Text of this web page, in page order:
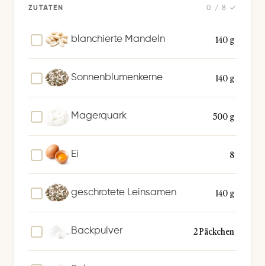
e
c
n
ZUTATEN 0 / 8 ✓
140 g
blanchierte Mandeln
140 g
Sonnenblumenkerne
500 g
Magerquark
8
Ei
140 g
geschrotete Leinsamen
2 Päckchen
Backpulver